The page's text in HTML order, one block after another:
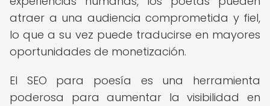
atraer a una audiencia comprometida y fiel,
lo que a su vez puede traducirse en mayores
oportunidades de monetización.
El SEO para poesía es una herramienta
poderosa para aumentar la visibilidad en